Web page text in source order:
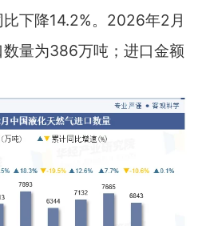
下降14.2%。2026年2月
量为386万吨；进口金额